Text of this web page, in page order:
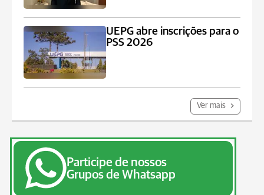
UEPG abre inscrições para o
PSS 2026
Ver mais
Participe de nossos
Grupos de Whatsapp